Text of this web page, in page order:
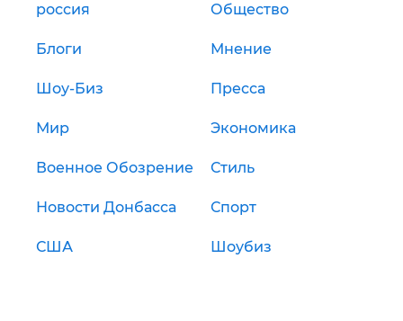
россия Общество
Блоги Мнение
Шоу-Биз Пресса
Мир Экономика
Военное Обозрение Стиль
Новости Донбасса Спорт
США Шоубиз